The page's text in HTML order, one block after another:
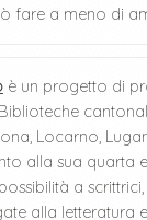
fare a meno di
è un progetto di
Locarno,
alla sua quarta
a
alla letteratura